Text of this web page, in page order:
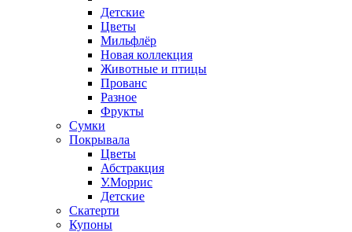
Детские
Цветы
Мильфлёр
Новая коллекция
Животные и птицы
Прованс
Разное
Фрукты
Сумки
Покрывала
Цветы
Абстракция
У.Моррис
Детские
Скатерти
Купоны